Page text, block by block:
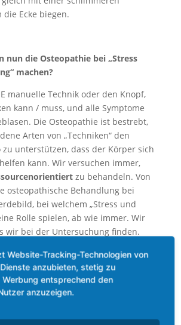
die Ecke biegen.
nun die Osteopathie bei „Stress
machen?
manuelle Technik oder den Knopf,
kann / muss, und alle Symptome
Die Osteopathie ist bestrebt,
Arten von „Techniken“ den
zu unterstützen, dass der Körper sich
kann. Wir versuchen immer,
zu behandeln. Von
osteopathische Behandlung bei
bei welchem „Stress und
Rolle spielen, ab wie immer. Wir
wir bei der Untersuchung finden.
wir oft die Anteile des
die Nieren mit den
Schilddrüse, das Herz und die
des vegetativen Nervensystems
Website-Tracking-Technologien von
anzubieten, stetig zu
entsprechend den
anzuzeigen.